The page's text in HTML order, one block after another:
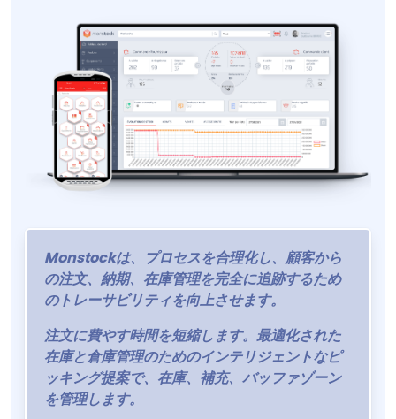
Monstockは、プロセスを合理化し、顧客から
の注文、納期、在庫管理を完全に追跡するため
のトレーサビリティを向上させます。
注文に費やす時間を短縮します。最適化された
在庫と倉庫管理のためのインテリジェントなピ
ッキング提案で、在庫、補充、バッファゾーン
を管理します。